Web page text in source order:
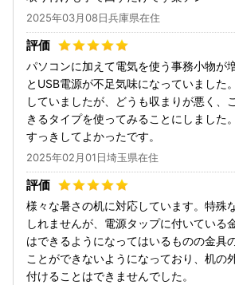
2025年03月08日兵庫県在住
パソコンに加えて電気を使う事務小物が
とUSB電源が不足気味になっていました
していましたが、どうも収まりが悪く、
きるタイプを使ってみることにしました
すっきしてよかったです。
2025年02月01日埼玉県在住
様々な暑さの机に対応しています。特殊
しれませんが、電源タップに付いている
はできるようになってはいるものの金具
ことができないようになっており、机の
付けることはできませんでした。